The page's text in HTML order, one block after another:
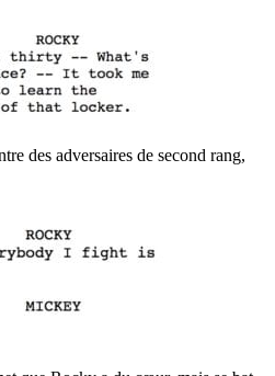
des adversaires de second rang,